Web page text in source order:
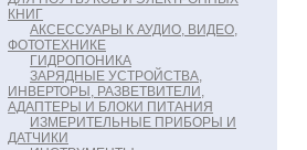
КНИГ
АКСЕССУАРЫ К АУДИО, ВИДЕО,
ФОТОТЕХНИКЕ
ГИДРОПОНИКА
ЗАРЯДНЫЕ УСТРОЙСТВА,
ИНВЕРТОРЫ, РАЗВЕТВИТЕЛИ,
АДАПТЕРЫ И БЛОКИ ПИТАНИЯ
ИЗМЕРИТЕЛЬНЫЕ ПРИБОРЫ И
ДАТЧИКИ